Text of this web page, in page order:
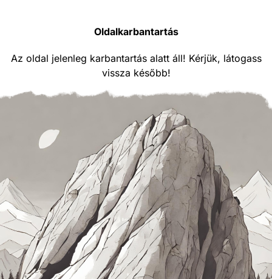
Oldalkarbantartás
Az oldal jelenleg karbantartás alatt áll! Kérjük, látogass
vissza később!